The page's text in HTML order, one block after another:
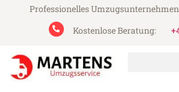
Professionelles
Kostenlose Beratung: